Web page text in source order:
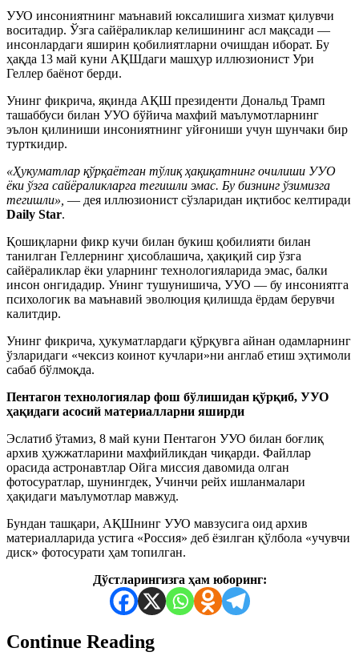
УУО инсониятнинг маънавий юксалишига хизмат қилувчи
воситадир. Ўзга сайёраликлар келишининг асл мақсади —
инсонлардаги яширин қобилиятларни очишдан иборат. Бу
ҳақда 13 май куни АҚШдаги машҳур иллюзионист Ури
Геллер баёнот берди.
Унинг фикрича, яқинда АҚШ президенти Дональд Трамп
ташаббуси билан УУО бўйича махфий маълумотларнинг
эълон қилиниши инсониятнинг уйғониши учун шунчаки бир
турткидир.
«Ҳукуматлар қўрқаётган тўлиқ ҳақиқатнинг очилиши УУО
ёки ўзга сайёраликларга тегишли эмас. Бу бизнинг ўзимизга
тегишли», — дея иллюзионист сўзларидан иқтибос келтиради
Daily Star.
Қошиқларни фикр кучи билан букиш қобилияти билан
танилган Геллернинг ҳисоблашича, ҳақиқий сир ўзга
сайёраликлар ёки уларнинг технологияларида эмас, балки
инсон онгидадир. Унинг тушунишича, УУО — бу инсониятга
психологик ва маънавий эволюция қилишда ёрдам берувчи
калитдир.
Унинг фикрича, ҳукуматлардаги қўрқувга айнан одамларнинг
ўзларидаги «чексиз коинот кучлари»ни англаб етиш эҳтимоли
сабаб бўлмоқда.
Пентагон технологиялар фош бўлишидан қўрқиб, УУО
ҳақидаги асосий материалларни яширди
Эслатиб ўтамиз, 8 май куни Пентагон УУО билан боғлиқ
архив ҳужжатларини махфийликдан чиқарди. Файллар
орасида астронавтлар Ойга миссия давомида олган
фотосуратлар, шунингдек, Учинчи рейх ишланмалари
ҳақидаги маълумотлар мавжуд.
Бундан ташқари, АҚШнинг УУО мавзусига оид архив
материалларида устига «Россия» деб ёзилган қўлбола «учувчи
диск» фотосурати ҳам топилган.
Дўстларингизга ҳам юборинг:
Continue Reading